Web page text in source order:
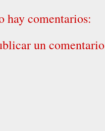
hay comentarios:
un comentario